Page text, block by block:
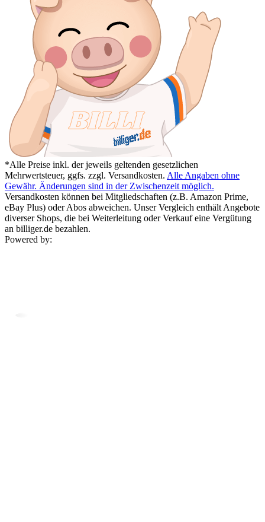
*Alle Preise inkl. der jeweils geltenden gesetzlichen
Mehrwertsteuer, ggfs. zzgl. Versandkosten. Alle Angaben ohne
Gewähr. Änderungen sind in der Zwischenzeit möglich.
Versandkosten können bei Mitgliedschaften (z.B. Amazon Prime,
eBay Plus) oder Abos abweichen. Unser Vergleich enthält Angebote
diverser Shops, die bei Weiterleitung oder Verkauf eine Vergütung
an billiger.de bezahlen.
Powered by: